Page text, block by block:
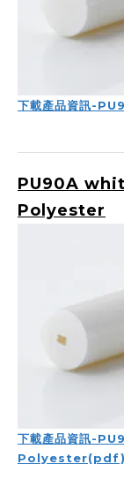
下載產品資訊-
PU90A
Polyester
下載產品資訊-
Polyester(pdf)